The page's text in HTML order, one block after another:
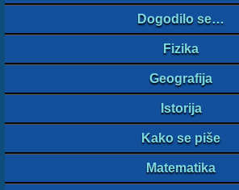
Dogodilo se…
Fizika
Geografija
Istorija
Kako se piše
Matematika